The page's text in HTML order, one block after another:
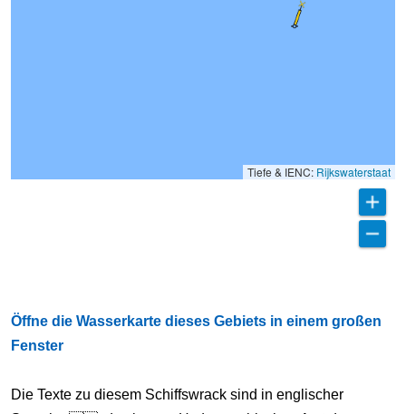
Tiefe & IENC: Rijkswaterstaat
Öffne die Wasserkarte dieses Gebiets in einem großen
Fenster
Die Texte zu diesem Schiffswrack sind in englischer